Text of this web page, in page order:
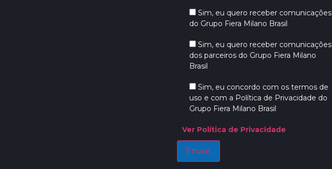
Sim, eu quero receber comunicações
do Grupo Fiera Milano Brasil
Sim, eu quero receber comunicações
dos parceiros do Grupo Fiera Milano
Brasil
Sim, eu concordo com os termos de
uso e com a Política de Privacidade do
Grupo Fiera Milano Brasil
Ver Política de Privacidade